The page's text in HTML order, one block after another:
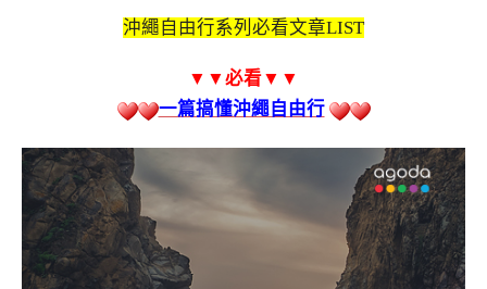
沖繩自由行系列必看文章LIST
▼▼必看▼▼
一篇搞懂沖繩自由行